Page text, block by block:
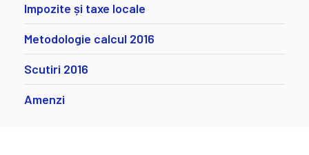
Impozite și taxe locale
Metodologie calcul 2016
Scutiri 2016
Amenzi